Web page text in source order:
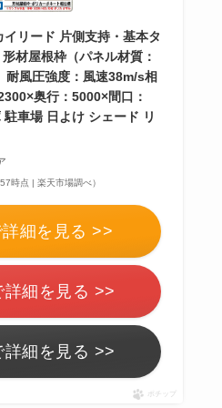
リード 片側支持・基本タ
材屋根枠（パネル材質：
耐風圧強度：風速38m/s相
奥行：5000×間口：
車場 日よけ シェード リ
時点 | 楽天市場調べ）
細を見る >>
詳細を見る >>
詳細を見る >>
ポチップ